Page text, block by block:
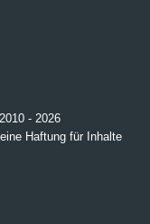
- 2026
Haftung für Inhalte